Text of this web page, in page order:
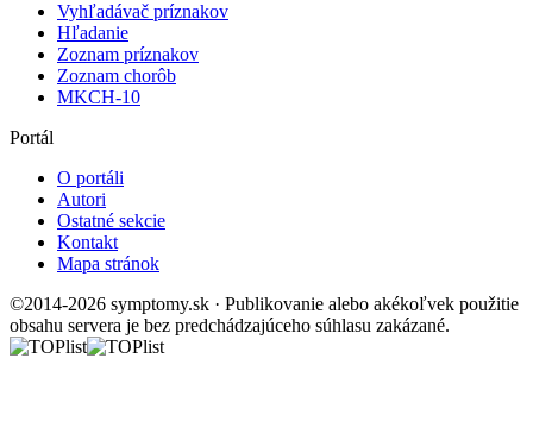
Vyhľadávač príznakov
Hľadanie
Zoznam príznakov
Zoznam chorôb
MKCH-10
Portál
O portáli
Autori
Ostatné sekcie
Kontakt
Mapa stránok
©2014-2026 symptomy.sk · Publikovanie alebo akékoľvek použitie
obsahu servera je bez predchádzajúceho súhlasu zakázané.